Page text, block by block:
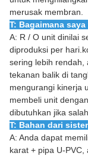
merusak membran.
T: Bagaimana
A: R / O unit dinilai
diproduksi per
sering lebih rendah,
tekanan balik di
mengurangi kinerja
membeli unit
dibutuhkan jika
T: Bahan dari
A: Anda dapat
karat + pipa U-PVC,